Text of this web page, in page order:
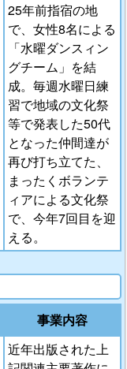
25年前指宿の地
で、女性8名による
「水曜ダンスィン
グチーム」を結
成。毎週水曜日練
習で地域の文化祭
等で発表した50代
となった仲間達が
再び打ち立てた、
まったくボランテ
ィアによる文化祭
で、今年7回目を迎
える。
事業内容
近年出版された上